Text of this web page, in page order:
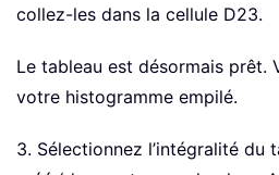
collez-les dans la cellule D23.
Le tableau est désormais prêt.
votre histogramme empilé.
3. Sélectionnez l’intégralité du